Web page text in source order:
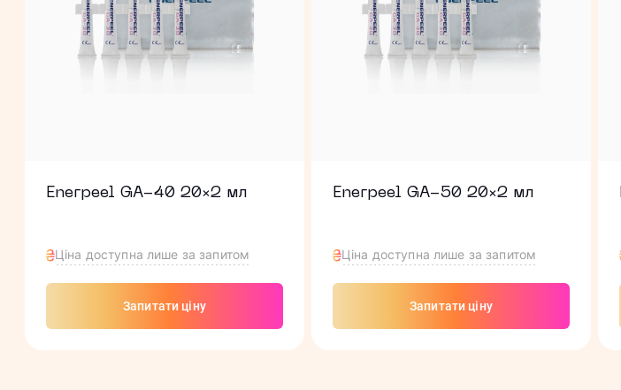
Enerpeel GA-40 20×2 мл
Ціна доступна лише за запитом
Запитати ціну
Enerpeel GA-50 20×2 мл
Ціна доступна лише за запитом
Запитати ціну